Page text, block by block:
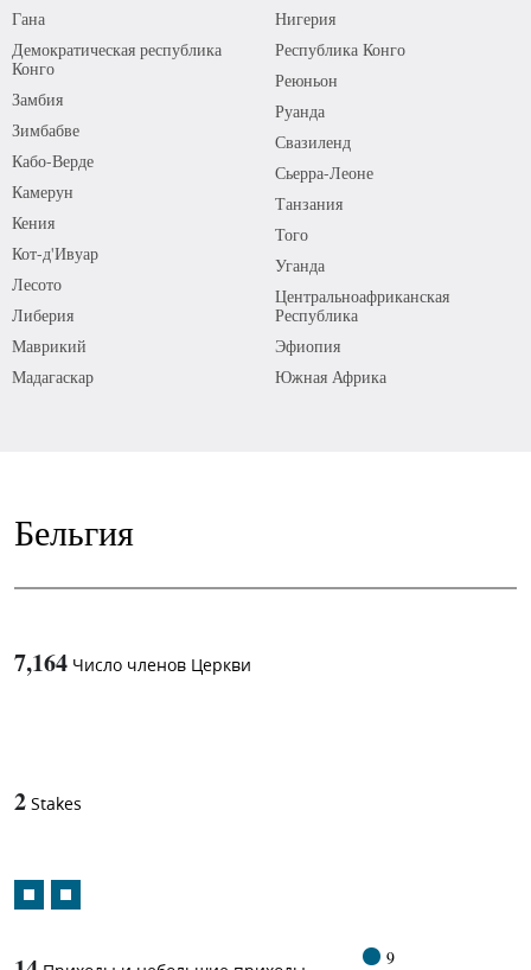
Гана
Демократическая республика
Конго
Замбия
Зимбабве
Кабо-Верде
Камерун
Кения
Кот-д'Ивуар
Лесото
Либерия
Маврикий
Мадагаскар
Нигерия
Республика Конго
Реюньон
Руанда
Свазиленд
Сьерра-Леоне
Танзания
Того
Уганда
Центральноафриканская
Республика
Эфиопия
Южная Африка
Бельгия
7,164 Число членов Церкви
2 Stakes
9